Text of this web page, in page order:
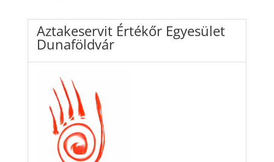
Aztakeservit Értékőr Egyesület
Dunaföldvár